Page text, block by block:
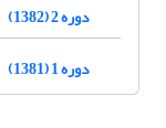
دوره 2 (1382)
دوره 1 (1381)